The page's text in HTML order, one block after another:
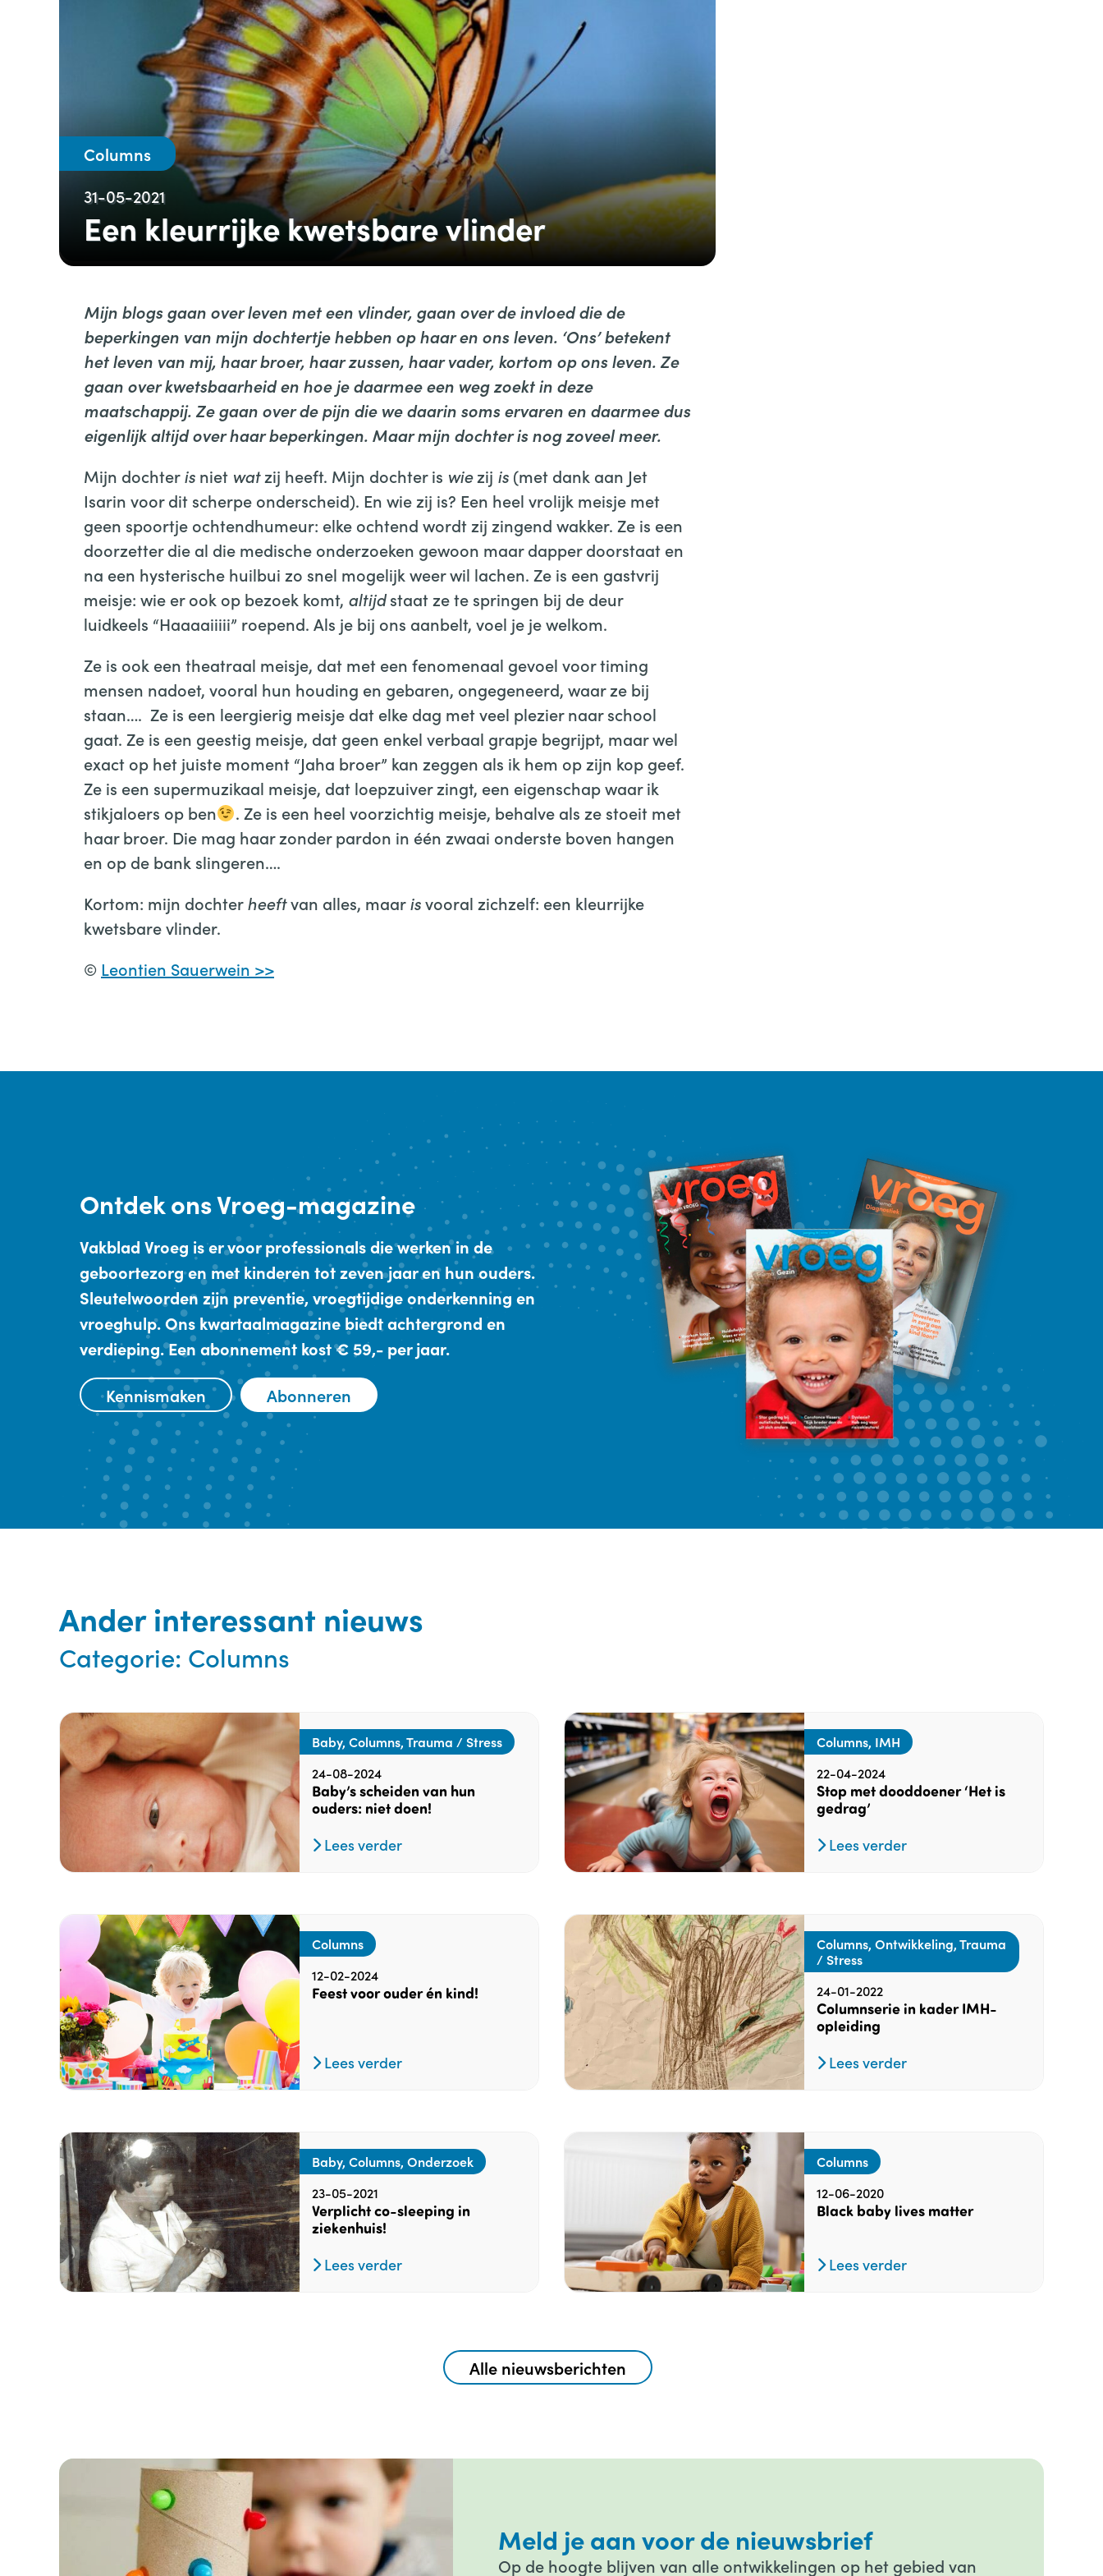
Columns
31-05-2021
Een kleurrijke kwetsbare vlinder
Mijn blogs gaan over leven met een vlinder, gaan over de invloed die de
beperkingen van mijn dochtertje hebben op haar en ons leven. ‘Ons’ betekent
het leven van mij, haar broer, haar zussen, haar vader, kortom op ons leven. Ze
gaan over kwetsbaarheid en hoe je daarmee een weg zoekt in deze
maatschappij. Ze gaan over de pijn die we daarin soms ervaren en daarmee dus
eigenlijk altijd over haar beperkingen. Maar mijn dochter is nog zoveel meer.
Mijn dochteris niet watzij heeft. Mijn dochter is wiezij is (met dank aan Jet
Isarin voor dit scherpe onderscheid). En wie zij is? Een heel vrolijk meisje met
geen spoortje ochtendhumeur: elke ochtend wordt zij zingend wakker. Ze is een
doorzetter die al die medische onderzoeken gewoon maar dapper doorstaat en
na een hysterische huilbui zo snel mogelijk weer wil lachen. Ze is een gastvrij
meisje: wie er ook op bezoek komt, altijdstaat ze te springen bij de deur
luidkeels “Haaaaiiiii” roepend. Als je bij ons aanbelt, voel je je welkom.
Ze is ook een theatraal meisje, dat met een fenomenaal gevoel voor timing
mensen nadoet, vooral hun houding en gebaren, ongegeneerd, waar ze bij
staan…. Ze is een leergierig meisje dat elke dag met veel plezier naar school
gaat. Ze is een geestig meisje, dat geen enkel verbaal grapje begrijpt, maar wel
exact op het juiste moment “Jaha broer” kan zeggen als ik hem op zijn kop geef.
Ze is een supermuzikaal meisje, dat loepzuiver zingt, een eigenschap waar ik
stikjaloers op ben
. Ze is een heel voorzichtig meisje, behalve als ze stoeit met
haar broer. Die mag haar zonder pardon in één zwaai onderste boven hangen
en op de bank slingeren….
Kortom: mijn dochterheeftvan alles, maarisvooral zichzelf: een kleurrijke
kwetsbare vlinder.
© Leontien Sauerwein >>
Ontdekons Vroeg-magazine
Vakblad Vroeg is er voor professionals die werken in de
geboortezorg en met kinderen tot zeven jaar en hun ouders.
Sleutelwoorden zijn preventie, vroegtijdige onderkenning en
vroeghulp. Ons kwartaalmagazine biedt achtergrond en
verdieping. Een abonnement kost € 59,- per jaar.
Kennismaken Abonneren
Ander interessant nieuws
Categorie: Columns
Baby, Columns, Trauma / Stress
24-08-2024
Baby’s scheiden van hun
ouders: niet doen!
Lees verder
Columns, IMH
22-04-2024
Stop met dooddoener ‘Het is
gedrag’
Lees verder
Columns
12-02-2024
Feest voor ouder én kind!
Lees verder
Columns, Ontwikkeling, Trauma
/ Stress
24-01-2022
Columnserie in kader IMH-
opleiding
Lees verder
Baby, Columns, Onderzoek
23-05-2021
Verplicht co-sleeping in
ziekenhuis!
Lees verder
Columns
12-06-2020
Black baby lives matter
Lees verder
Alle nieuwsberichten
Meld je aan voor de nieuwsbrief
Op de hoogte blijven van alle ontwikkelingen op het gebied van